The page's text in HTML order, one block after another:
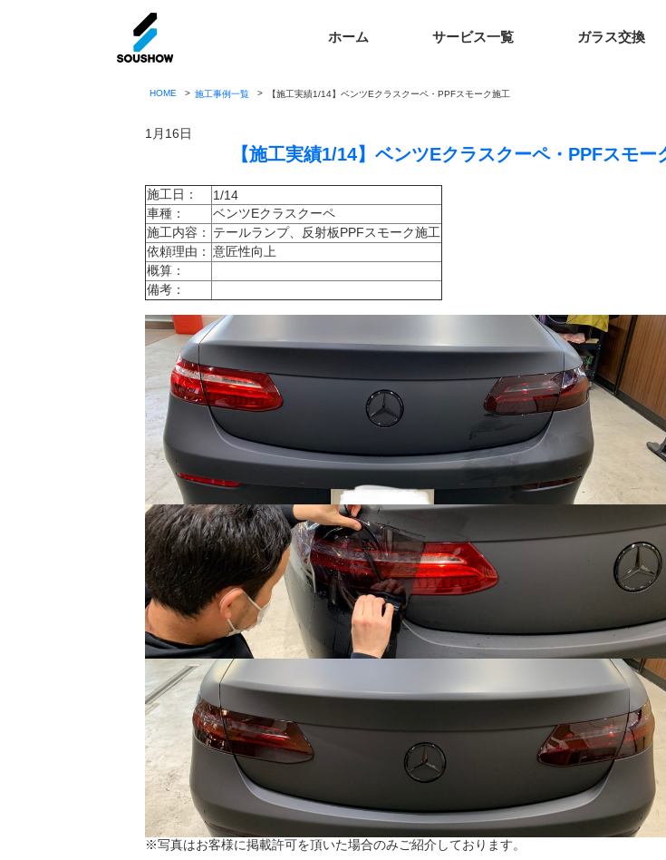
ホーム サービス一覧 ガラス交換
HOME 施工事例一覧 【施工実績1/14】ベンツEクラスクーペ・PPFスモーク施工
1月16日
【施工実績1/14】ベンツEクラスクーペ・PPFスモー
施工日：
1/14
車種：
ベンツEクラスクーペ
施工内容：
テールランプ、反射板PPFスモーク施工
依頼理由： 意匠性向上
概算：
備考：
※写真はお客様に掲載許可を頂いた場合のみご紹介しております。